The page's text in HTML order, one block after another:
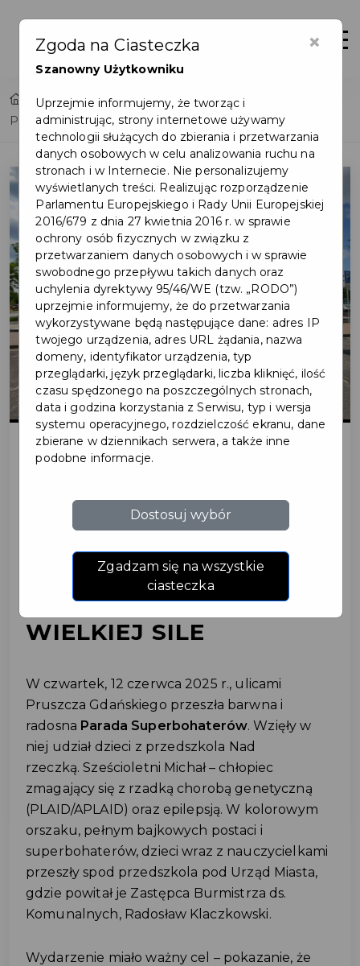
Home
Lista aktualności
Parada superbohaterów – małe serca o wielkiej sile
PARADA
SUPERBOHATERÓW –
MAŁE SERCA O
WIELKIEJ SILE
W czwartek, 12 czerwca 2025 r., ulicami
Pruszcza Gdańskiego przeszła barwna i
radosna Parada Superbohaterów. Wzięły w
niej udział dzieci z przedszkola Nad
rzeczką. Sześcioletni Michał – chłopiec
zmagający się z rzadką chorobą genetyczną
(PLAID/APLAID) oraz epilepsją. W kolorowym
orszaku, pełnym bajkowych postaci i
superbohaterów, dzieci wraz z nauczycielkami
przeszły spod przedszkola pod Urząd Miasta,
gdzie powitał je Zastępca Burmistrza ds.
Komunalnych, Radosław Klaczkowski.
Wydarzenie miało ważny cel – pokazanie, że
×
Zgoda na Ciasteczka
Szanowny Użytkowniku
Uprzejmie informujemy, że tworząc i
administrując, strony internetowe używamy
technologii służących do zbierania i przetwarzania
danych osobowych w celu analizowania ruchu na
stronach i w Internecie. Nie personalizujemy
wyświetlanych treści. Realizując rozporządzenie
Parlamentu Europejskiego i Rady Unii Europejskiej
2016/679 z dnia 27 kwietnia 2016 r. w sprawie
ochrony osób fizycznych w związku z
przetwarzaniem danych osobowych i w sprawie
swobodnego przepływu takich danych oraz
uchylenia dyrektywy 95/46/WE (tzw. „RODO”)
uprzejmie informujemy, że do przetwarzania
wykorzystywane będą następujące dane: adres IP
twojego urządzenia, adres URL żądania, nazwa
domeny, identyfikator urządzenia, typ
przeglądarki, język przeglądarki, liczba kliknięć, ilość
czasu spędzonego na poszczególnych stronach,
data i godzina korzystania z Serwisu, typ i wersja
systemu operacyjnego, rozdzielczość ekranu, dane
zbierane w dziennikach serwera, a także inne
podobne informacje.
Dostosuj wybór
Zgadzam się na wszystkie
ciasteczka